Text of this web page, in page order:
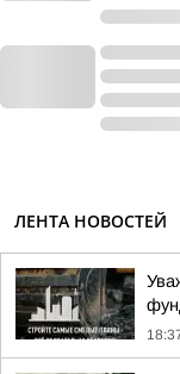
ЛЕНТА НОВОСТЕЙ